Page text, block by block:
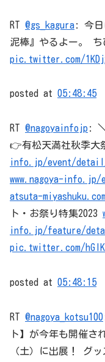
RT @gs_kagura: 今日
泥棒』やるよー。 ち
pic.twitter.com/
posted at 05:48:45
RT @nagoyainfojp :
👉有松天満社秋季
info.jp/event/
www.nagoya-
atsuta-
ト・お祭り特集2023
info.jp/feature/
pic.twitter.com/
posted at 05:48:15
RT @nagoya_kotsu100
ト】が今年も開催さ
（土）に出展！ グ